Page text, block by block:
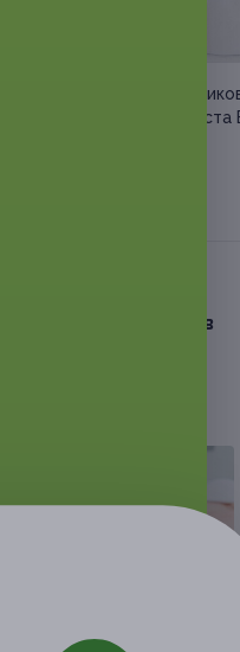
Сеансы вакуумно-
массажа от специалиста
посещение сеансов
от специалиста